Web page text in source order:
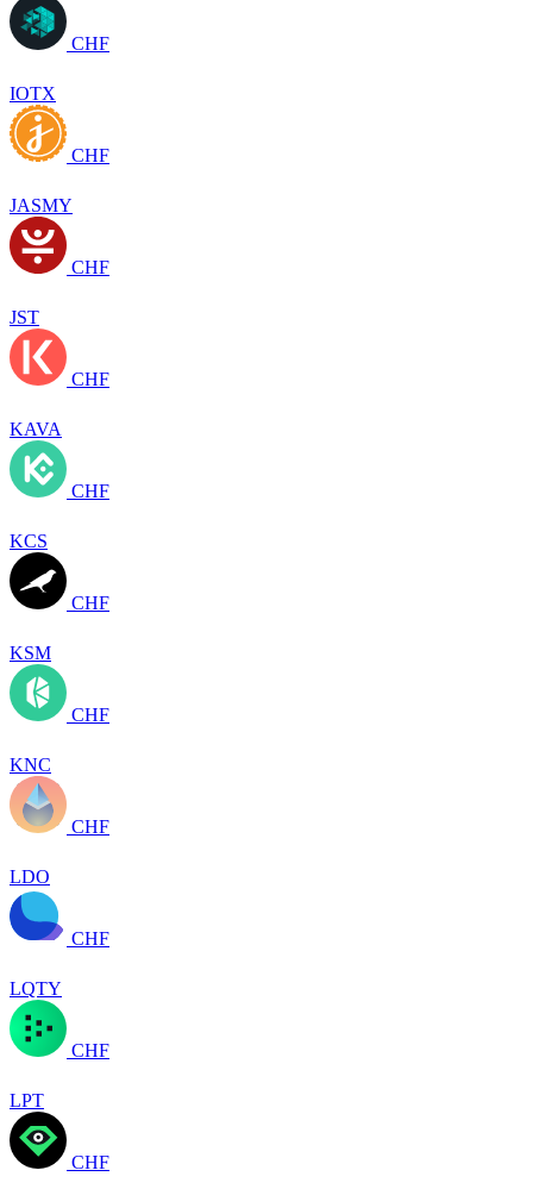
CHF
IOTX
CHF
JASMY
CHF
JST
CHF
KAVA
CHF
KCS
CHF
KSM
CHF
KNC
CHF
LDO
CHF
LQTY
CHF
LPT
CHF